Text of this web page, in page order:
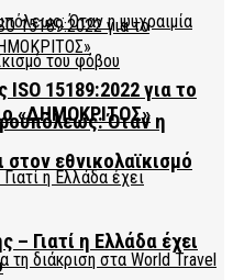
Όταν η
στον εθνικολαϊκισμό
15189:2022 για το
«ΔΗΜΟΚΡΙΤΟΣ»
– Γιατί η Ελλάδα έχει